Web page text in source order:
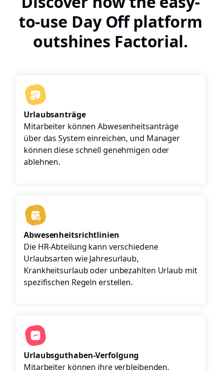
to-use Day Off platform
outshines Factorial.
Urlaubsanträge
Mitarbeiter können Abwesenheitsanträge
über das System einreichen, und Manager
können diese schnell genehmigen oder
ablehnen.
Abwesenheitsrichtlinien
Die HR-Abteilung kann verschiedene
Urlaubsarten wie Jahresurlaub,
Krankheitsurlaub oder unbezahlten Urlaub mit
spezifischen Regeln erstellen.
Urlaubsguthaben-Verfolgung
Mitarbeiter können ihre verbleibenden,